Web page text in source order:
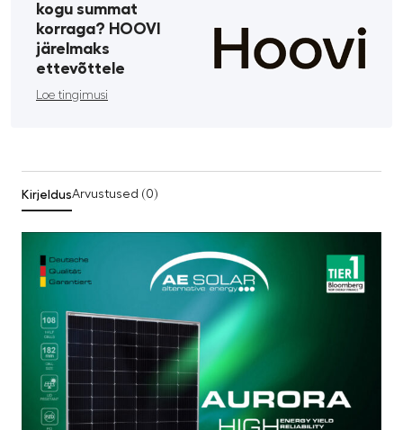
kogu summat
korraga? HOOVI
järelmaks
ettevõttele
Loe tingimusi
KirjeldusArvustused (0)